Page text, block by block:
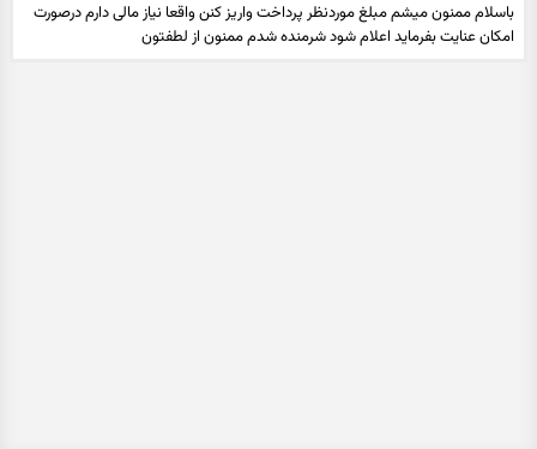
باسلام ممنون میشم مبلغ موردنظر پرداخت واریز کنن واقعا نیاز مالی دارم درصورت
امکان عنایت بفرماید اعلام شود شرمنده شدم ممنون از لطفتون